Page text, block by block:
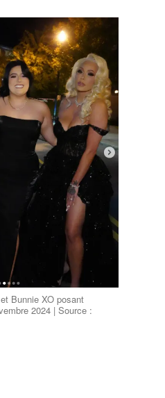
Bunnie XO posant
2024 | Source :